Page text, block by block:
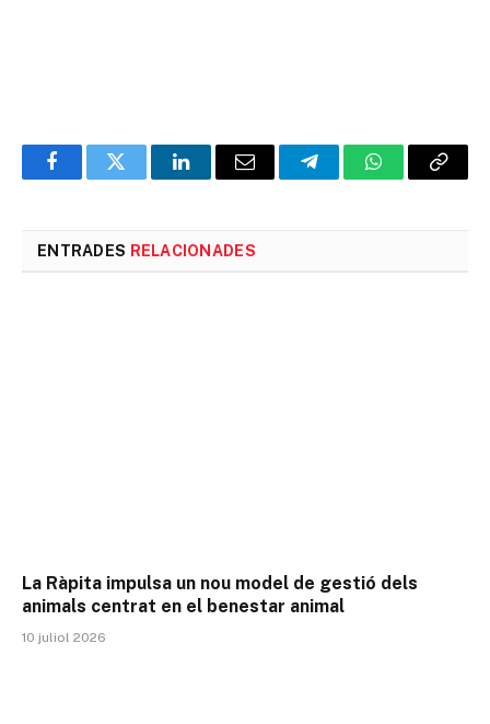
FacebookTwitter LinkedInEmail TelegramWhatsAppCopia
ENTRADES RELACIONADES
La Ràpita impulsa un nou model de gestió dels
animals centrat en el benestar animal
10 juliol 2026